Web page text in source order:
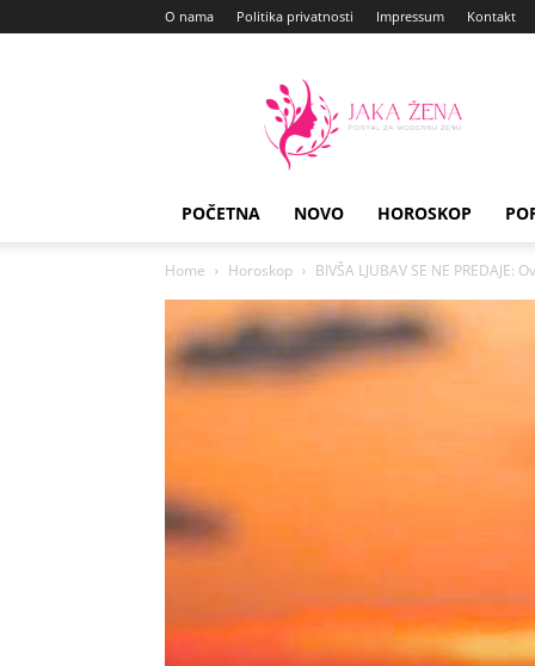
O nama Politika privatnosti Impressum Kontakt
Zena
POČETNA NOVO HOROSKOP
Home Horoskop BIVŠA LJUBAV SE NE